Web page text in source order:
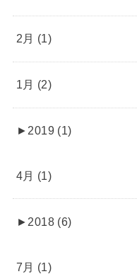
2月 (1)
1月 (2)
► 2019 (1)
4月 (1)
► 2018 (6)
7月 (1)